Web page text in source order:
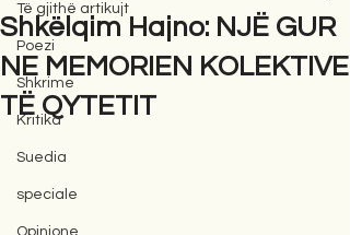
Të gjithë artikujt
Poezi
Shkrime
Kritika
Suedia
speciale
Opinione
Shkëlqim Hajno: NJË GUR
NE MEMORIEN KOLEKTIVE
TË QYTETIT